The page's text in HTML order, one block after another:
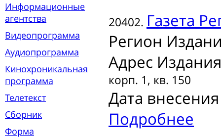
Информационные
агентства
Видеопрограмма
Аудиопрограмма
Кинохроникальная
программа
Телетекст
Сборник
Форма
20402. Газета
Регион
Адрес
корп. 1, кв. 150
Дата
Подробнее